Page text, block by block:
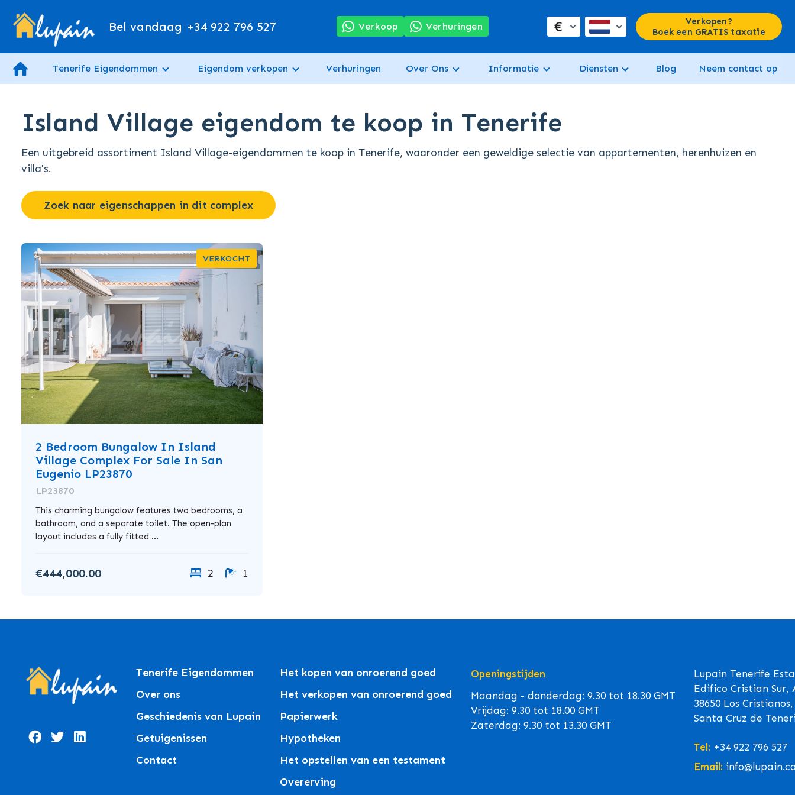
Bel vandaag +34 922 796 527 Verkoop Verhuringen €
Verkopen?
Boek een GRATIS taxatie
Tenerife Eigendommen Eigendom verkopen Verhuringen Over Ons Informatie Diensten Blog Neem contact op
Island Village eigendom te koop in Tenerife
Een uitgebreid assortiment Island Village-eigendommen te koop in Tenerife, waaronder een geweldige selectie van appartementen, herenhuizen en
villa's.
Zoek naar eigenschappen in dit complex
VERKOCHT
2 Bedroom Bungalow In Island
Village Complex For Sale In San
Eugenio LP23870
LP23870
This charming bungalow features two bedrooms, a
bathroom, and a separate toilet. The open-plan
layout includes a fully fitted ...
€444,000.00 2 1
Tenerife Eigendommen
Over ons
Geschiedenis van Lupain
Getuigenissen
Contact
Het kopen van onroerend goed
Het verkopen van onroerend goed
Papierwerk
Hypotheken
Het opstellen van een testament
Overerving
Openingstijden
Maandag - donderdag: 9.30 tot 18.30 GMT
Vrijdag: 9.30 tot 18.00 GMT
Zaterdag: 9.30 tot 13.30 GMT
Lupain Tenerife
Edifico Cristian Sur,
38650 Los Cristianos,
Santa Cruz de
Tel: +34 922 796 527
Email: